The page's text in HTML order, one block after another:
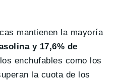
mantienen la mayoría
y 17,6% de
enchufables como los
la cuota de los